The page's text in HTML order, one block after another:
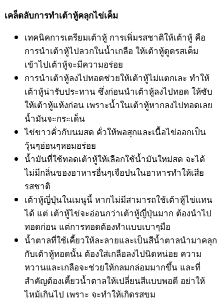
เคล็ดลับการทำเต้าหู้คลุกไข่เค็ม
เทคนิคการเตรียมเต้าหู้ การเพิ่มรสชาติให้เต้าหู้ คือ
การนำเต้าหู้ไปลวกในน้ำเกลือ ให้เต้าหู้ดูดรสเค็ม
เข้าไปเต้าหู้จะมีความอร่อย
การนำเต้าหู้ลงไปทอดช่วยให้เต้าหู้ไม่แตกเละ ทำให้
เต้าหู้น่ารับประทาน ซึ่งก่อนนำเต้าหู้ลงไปทอด ให้ซับ
ให้เต้าหู้แห้งก่อน เพราะน้ำในเต้าหู้หากลงไปทอดเลย
น้ำมันจะกระเด็น
ไข่ขาวคั่วกับนมสด คั่วให้พอสุกและเนื้อไข่ออกเป็น
วุ้นๆอ่อนๆหอมอร่อย
น้ำมันที่ใช้ทอดเต้าหู้ให้เลือกใช้น้ำมันใหม่สด จะได้
ไม่มีกลิ่นของอาหารอื่นๆเจือปนในอาหารทำให้เสีย
รสชาติ
เต้าหู้ญี่ปุ่นในเมนูนี้ หากไม่มีสามารถใช้เต้าหู้ไข่แทน
ได้ แต่ เต้าหู้ไข่จะอ่อนกว่าเต้าหู้ญี่ปุ่นมาก ต้องนำไป
ทอดก่อน แต่การทอดต้องทำแบบเบาๆมือ
น้ำตาลที่ใช้เคี้ยวให้ละลายและเป็นสีน้ำตาลนำมาคลุก
กับเต้าหู้ทอดนั้น ต้องใส่เกลือลงไปนิดหน่อย ความ
หวานและเกลือจะช่วยให้กลมกล่อมมากขึ้น และที่
สำคัญต้องเคี้ยวน้ำตาลให้เปลี่ยนสีแบบพอดี อย่าให้
ไหม้เกินไป เพราะ จะทำให้เกิดรสขม